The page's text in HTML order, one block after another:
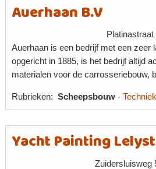
Auerhaan B.V
Platinastraat
Auerhaan is een bedrijf met een zeer
opgericht in 1885, is het bedrijf altijd
materialen voor de carrosseriebouw,
Rubrieken:Scheepsbouw -Techniek
Yacht Painting
Zuidersluisweg